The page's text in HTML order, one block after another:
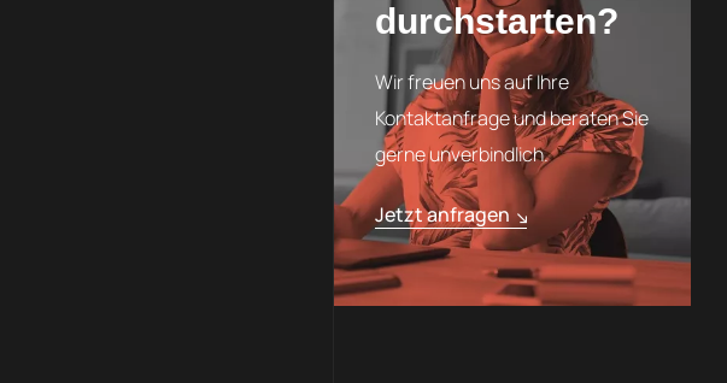
durchstarten?
Wir freuen uns auf Ihre
Kontaktanfrage und beraten Sie
gerne unverbindlich.
Jetzt anfragen